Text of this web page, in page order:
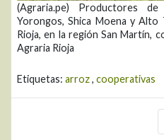
(Agraria.pe) Productores
Yorongos, Shica Moena y Alto
Rioja, en la región San Martín,
Agraria Rioja
Etiquetas: arroz, cooperativas